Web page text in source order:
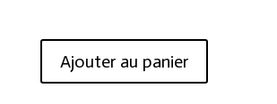
Ajouter au panier